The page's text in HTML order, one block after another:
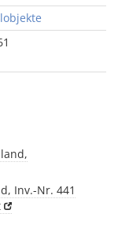
Inv.-Nr. 441